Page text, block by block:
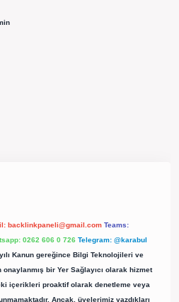
backlinkpaneli@gmail.com Teams:
0262 606 0 726 Telegram: @karabul
Kanun gereğince Bilgi Teknolojileri ve
bir Yer Sağlayıcı olarak hizmet
içerikleri proaktif olarak denetleme veya
Ancak, üyelerimiz yazdıkları